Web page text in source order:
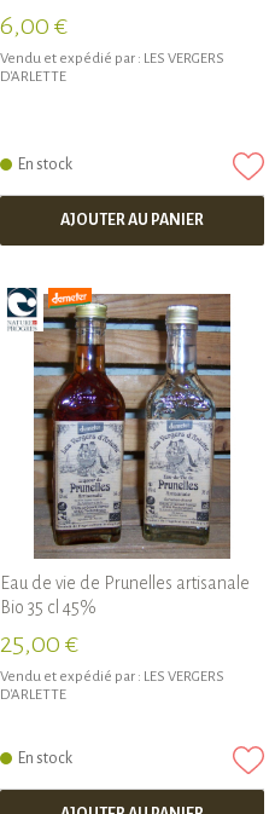
6,00 €
Vendu et expédié par : LES VERGERS
D'ARLETTE
En stock
AJOUTER AU PANIER
Eau de vie de Prunelles artisanale
Bio 35 cl 45%
25,00 €
Vendu et expédié par : LES VERGERS
D'ARLETTE
En stock